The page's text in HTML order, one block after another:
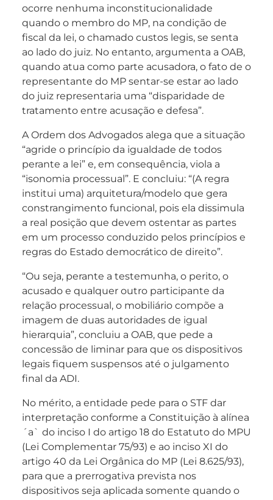
ocorre nenhuma inconstitucionalidade
quando o membro do MP, na condição de
fiscal da lei, o chamado custos legis, se senta
ao lado do juiz. No entanto, argumenta a OAB,
quando atua como parte acusadora, o fato de o
representante do MP sentar-se estar ao lado
do juiz representaria uma “disparidade de
tratamento entre acusação e defesa”.
A Ordem dos Advogados alega que a situação
“agride o princípio da igualdade de todos
perante a lei” e, em consequência, viola a
“isonomia processual”. E concluiu: “(A regra
institui uma) arquitetura/modelo que gera
constrangimento funcional, pois ela dissimula
a real posição que devem ostentar as partes
em um processo conduzido pelos princípios e
regras do Estado democrático de direito”.
“Ou seja, perante a testemunha, o perito, o
acusado e qualquer outro participante da
relação processual, o mobiliário compõe a
imagem de duas autoridades de igual
hierarquia”, concluiu a OAB, que pede a
concessão de liminar para que os dispositivos
legais fiquem suspensos até o julgamento
final da ADI.
No mérito, a entidade pede para o STF dar
interpretação conforme a Constituição à alínea
´a` do inciso I do artigo 18 do Estatuto do MPU
(Lei Complementar 75/93) e ao inciso XI do
artigo 40 da Lei Orgânica do MP (Lei 8.625/93),
para que a prerrogativa prevista nos
dispositivos seja aplicada somente quando o